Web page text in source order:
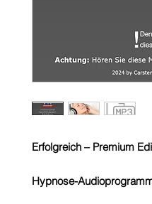
Erfolgreich – Premium
Hypnose-